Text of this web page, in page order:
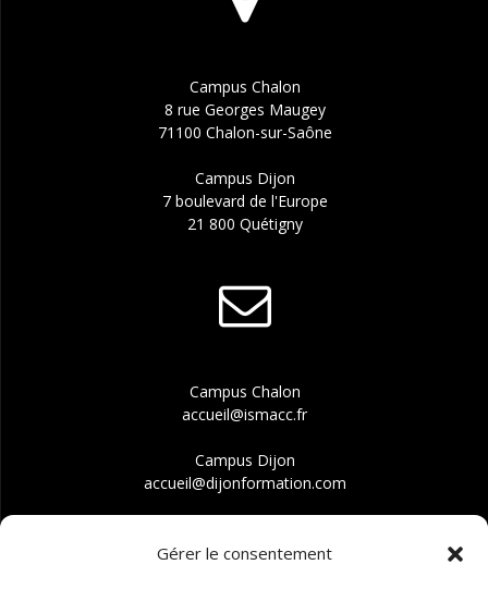
Gérer le consentement
Campus Chalon
8 rue Georges Maugey
71100 Chalon-sur-Saône
Campus Dijon
7 boulevard de l'Europe
21 800 Quétigny
Campus Chalon
accueil@ismacc.fr
Campus Dijon
accueil@dijonformation.com